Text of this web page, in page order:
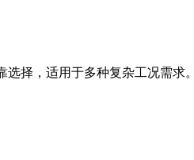
择，适用于多种复杂工况需求。